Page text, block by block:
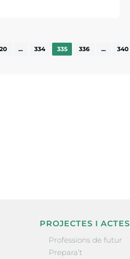
20 ... 334 335 336 ... 340
PROJECTES I ACTES
Professions de futur
Prepara’t